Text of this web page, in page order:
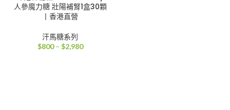
人參魔力糖 壯陽補腎1盒30顆
丨香港直營
汗馬糖系列
$800 – $2,980價